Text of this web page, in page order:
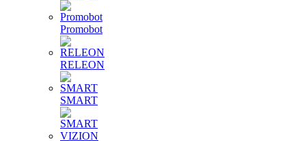
Promobot
RELEON
SMART